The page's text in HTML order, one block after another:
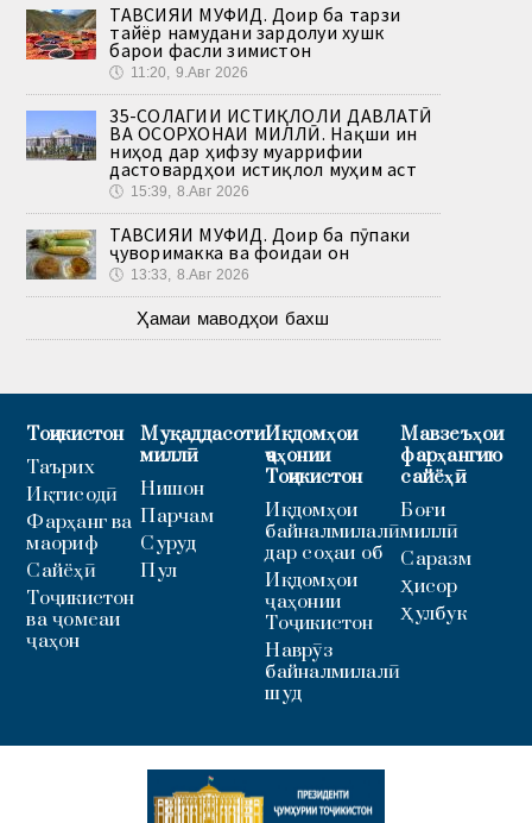
ТАВСИЯИ МУФИД. Доир ба тарзи
тайёр намудани зардолуи хушк
барои фасли зимистон
🕔 11:20, 9.Авг 2026
35-СОЛАГИИ ИСТИҚЛОЛИ ДАВЛАТӢ
ВА ОСОРХОНАИ МИЛЛӢ. Нақши ин
ниҳод дар ҳифзу муаррифии
дастовардҳои истиқлол муҳим аст
🕔 15:39, 8.Авг 2026
ТАВСИЯИ МУФИД. Доир ба пӯпаки
ҷуворимакка ва фоидаи он
🕔 13:33, 8.Авг 2026
Ҳамаи маводҳои бахш
Тоҷикистон
Таърих
Иқтисодӣ
Фарҳанг ва
маориф
Сайёҳӣ
Тоҷикистон
ва ҷомеаи
ҷаҳон
Муқаддасоти
миллӣ
Нишон
Парчам
Суруд
Пул
Иқдомҳои
ҷаҳонии
Тоҷикистон
Иқдомҳои
байналмилалӣ
дар соҳаи об
Иқдомҳои
ҷаҳонии
Тоҷикистон
Наврӯз
байналмилалӣ
шуд
Мавзеъҳои
фарҳангию
сайёҳӣ
Боғи
миллӣ
Саразм
Ҳисор
Ҳулбук